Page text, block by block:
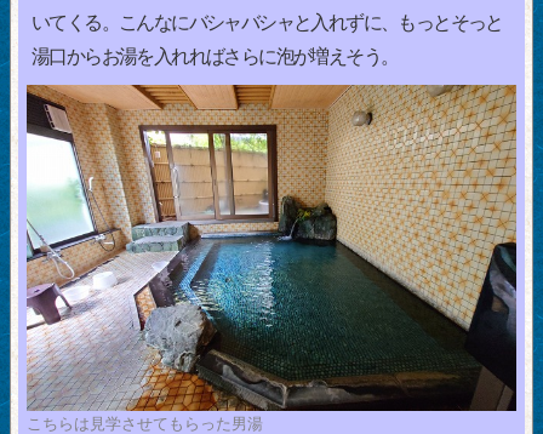
いてくる。こんなにバシャバシャと入れずに、もっとそっと
湯口からお湯を入れればさらに泡が増えそう。
こちらは見学させてもらった男湯